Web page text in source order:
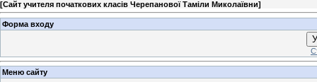
[Сайт учителя початкових класів Черепанової Таміли Миколаївни]
Форма входу
Меню сайту